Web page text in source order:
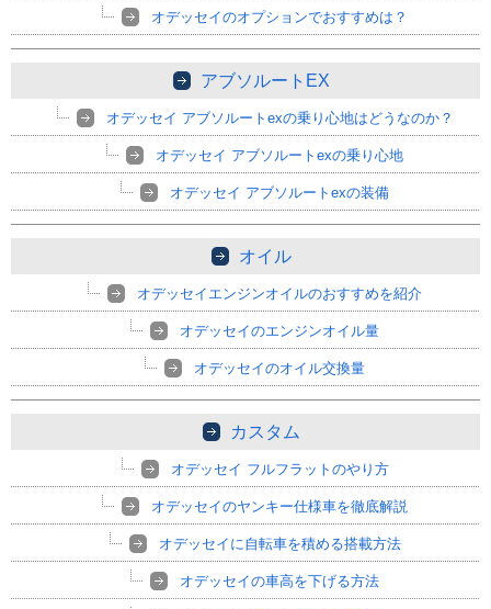
オデッセイのオプションでおすすめは？
アブソルートEX
オデッセイ アブソルートexの乗り心地はどうなのか？
オデッセイ アブソルートexの乗り心地
オデッセイ アブソルートexの装備
オイル
オデッセイエンジンオイルのおすすめを紹介
オデッセイのエンジンオイル量
オデッセイのオイル交換量
カスタム
オデッセイ フルフラットのやり方
オデッセイのヤンキー仕様車を徹底解説
オデッセイに自転車を積める搭載方法
オデッセイの車高を下げる方法